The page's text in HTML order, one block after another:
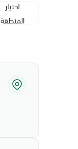
اختيار
المنطقة